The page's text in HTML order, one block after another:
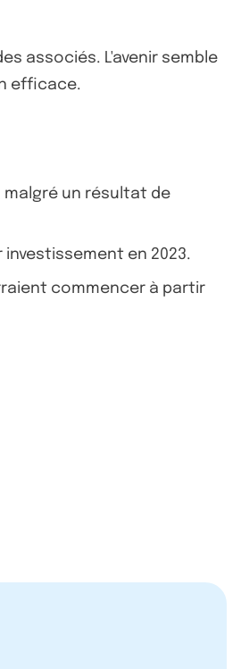
associés. L'avenir semble
efficace.
malgré un résultat de
en 2023.
commencer à partir